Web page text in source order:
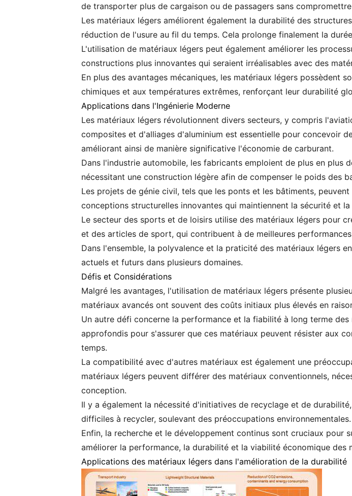
de transporter plus de cargaison ou de passagers sans
Les matériaux légers améliorent également la durabilité des
réduction de l'usure au fil du temps. Cela prolonge finalement la
L'utilisation de matériaux légers peut également améliorer les
constructions plus innovantes qui seraient irréalisables avec des
En plus des avantages mécaniques, les matériaux légers possèdent
chimiques et aux températures extrêmes, renforçant leur durabilité
Applications dans l'Ingénierie Moderne
Les matériaux légers révolutionnent divers secteurs, y compris
composites et d'alliages d'aluminium est essentielle pour concevoir
améliorant ainsi de manière significative l'économie de carburant.
Dans l'industrie automobile, les fabricants emploient de plus en plus
nécessitant une construction légère afin de compenser le poids des
Les projets de génie civil, tels que les ponts et les bâtiments,
conceptions structurelles innovantes qui maintiennent la sécurité et
Le secteur des sports et de loisirs utilise des matériaux légers pour
et des articles de sport, qui contribuent à de meilleures
Dans l'ensemble, la polyvalence et la praticité des matériaux légers
actuels et futurs dans plusieurs domaines.
Défis et Considérations
Malgré les avantages, l'utilisation de matériaux légers présente
matériaux avancés ont souvent des coûts initiaux plus élevés en
Un autre défi concerne la performance et la fiabilité à long terme
approfondis pour s'assurer que ces matériaux peuvent résister aux
temps.
La compatibilité avec d'autres matériaux est également une
matériaux légers peuvent différer des matériaux conventionnels,
conception.
Il y a également la nécessité d'initiatives de recyclage et de
difficiles à recycler, soulevant des préoccupations environnementales.
Enfin, la recherche et le développement continus sont cruciaux
améliorer la performance, la durabilité et la viabilité économique des
Applications des matériaux légers dans l'amélioration de la durabilité